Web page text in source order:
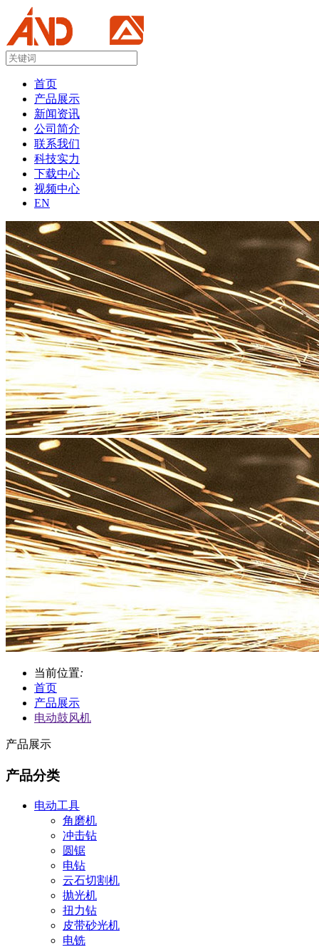
首页
产品展示
新闻资讯
公司简介
联系我们
科技实力
下载中心
视频中心
EN
当前位置:
首页
产品展示
电动鼓风机
产品展示
产品分类
电动工具
角磨机
冲击钻
圆锯
电钻
云石切割机
抛光机
扭力钻
皮带砂光机
电铣